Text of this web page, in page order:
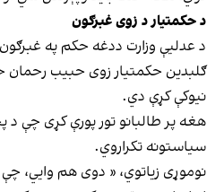
د حکمتیار د زوی غبرګون
د عدلیې وزارت ددغه حکم په
ګلبدین حکمتیار زوی حبیب رحمان
نیوکې کړې دي.
هغه پر طالبانو تور پورې کړی چې د
سیاستونه تکراروي.
نوموړی زیاتوي، « دوی هم وايي،